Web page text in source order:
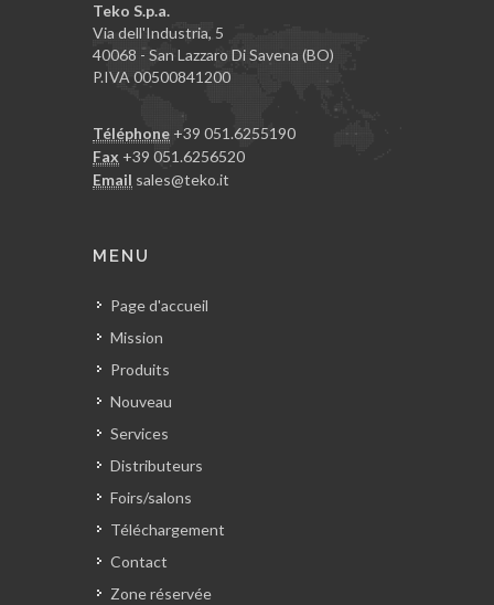
Teko S.p.a.
Via dell'Industria, 5
40068 - San Lazzaro Di Savena (BO)
P.IVA 00500841200
Téléphone +39 051.6255190
Fax +39 051.6256520
Email sales@teko.it
MENU
Page d'accueil
Mission
Produits
Nouveau
Services
Distributeurs
Foirs/salons
Téléchargement
Contact
Zone réservée